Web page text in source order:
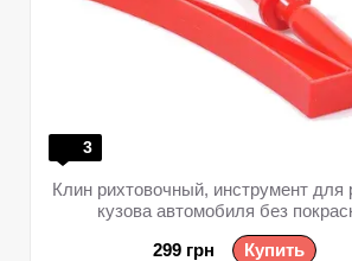
3
Клин рихтовочный, инструмент для
кузова автомобиля без
299 грн
Купить